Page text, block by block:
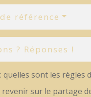
référence
? Réponses !
quelles sont les règles
sur le partage